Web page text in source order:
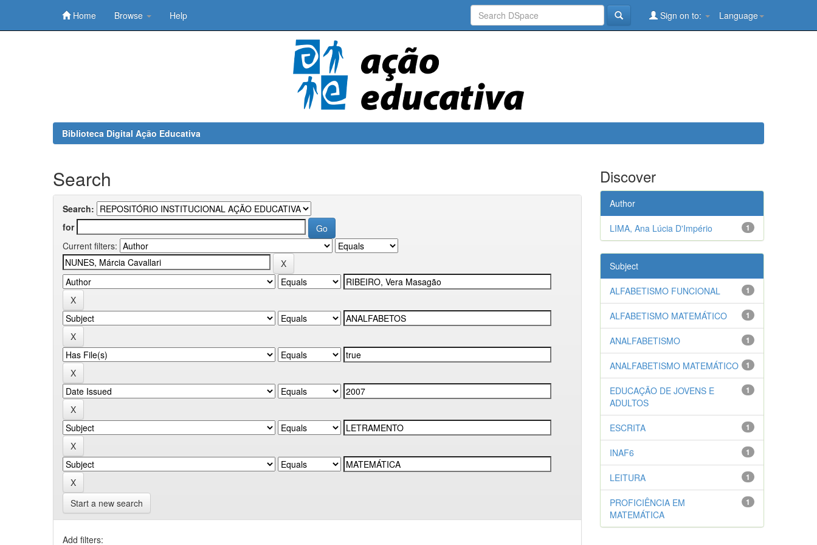
Home Browse Help Language
Sign on to:
Biblioteca Digital Ação Educativa
Search
Search:
for
Current filters:
Start a new search
Add filters:
Discover
Author
1
LIMA, Ana Lúcia D'Império
Subject
1
ALFABETISMO FUNCIONAL
1
ALFABETISMO MATEMÁTICO
1
ANALFABETISMO
1
ANALFABETISMO MATEMÁTICO
1
EDUCAÇÃO DE JOVENS E
ADULTOS
1
ESCRITA
1
INAF6
1
LEITURA
1
PROFICIÊNCIA EM
MATEMÁTICA